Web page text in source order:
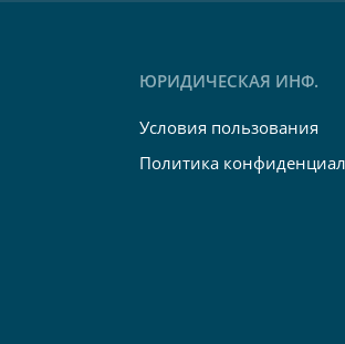
ЮРИДИЧЕСКАЯ ИНФ.
Условия пользования
Политика